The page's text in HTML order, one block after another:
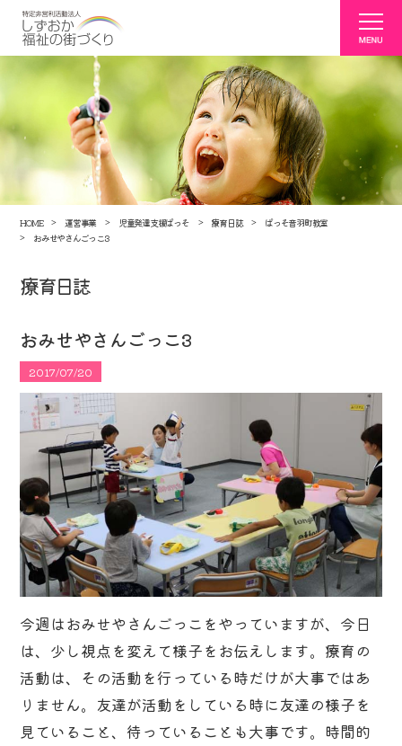
HOME 運営事業 児童発達支援ぱっそ 療育日誌
ぱっそ音羽町教室
おみせやさんごっこ3
療育日誌
おみせやさんごっこ3
2017/07/20
今週はおみせやさんごっこをやっていますが、今日
は、少し視点を変えて様子をお伝えします。療育の
活動は、その活動を行っている時だけが大事ではあ
りません。友達が活動をしている時に友達の様子を
見ていること、待っていることも大事です。時間的